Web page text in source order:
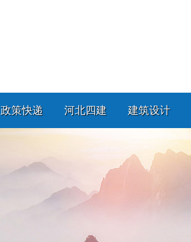
政策快递 河北四建 建筑设计